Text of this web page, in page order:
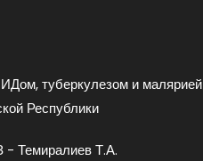
туберкулезом и малярией
Республики
- Темиралиев Т.А.